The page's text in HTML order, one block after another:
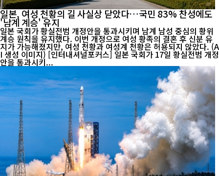
일본, 여성 천황의 길 사실상 닫았다…국민 83% 찬성에도
'남계 계승' 유지
일본 국회가 황실전범 개정안을 통과시키며 남계 남성 중심의 황위
계승 원칙을 유지했다. 이번 개정으로 여성 황족의 결혼 후 신분 유
지가 가능해졌지만, 여성 천황과 여성계 천황은 허용되지 않았다. (A
I 생성 이미지) [인터내셔널포커스] 일본 국회가 17일 황실전범 개정
안을 통과시키...